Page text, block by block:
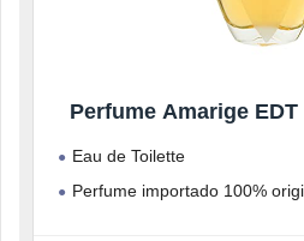
Perfume Amarige
Eau de Toilette
Perfume importado 100%